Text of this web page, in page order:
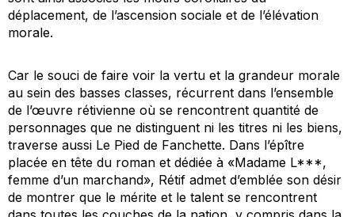
déplacement, de l’ascension sociale et de l’élévation
morale.
Car le souci de faire voir la vertu et la grandeur morale
au sein des basses classes, récurrent dans l’ensemble
de l’œuvre rétivienne où se rencontrent quantité de
personnages que ne distinguent ni les titres ni les biens,
traverse aussi Le Pied de Fanchette. Dans l’épître
placée en tête du roman et dédiée à «Madame L***,
femme d’un marchand», Rétif admet d’emblée son désir
de montrer que le mérite et le talent se rencontrent